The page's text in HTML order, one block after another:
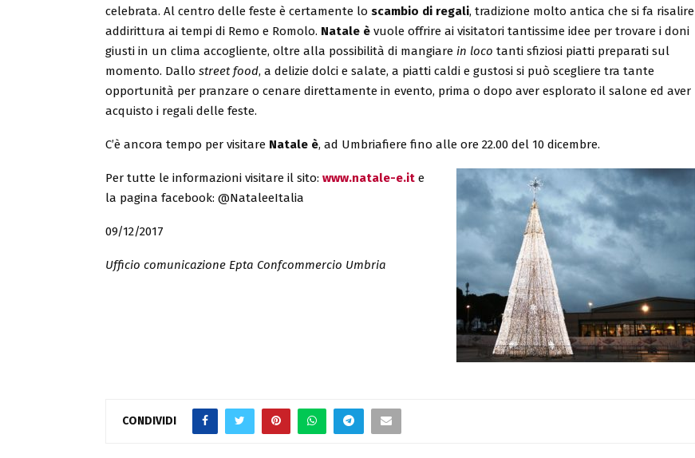
celebrata. Al centro delle feste è certamente lo scambio di regali, tradizione molto antica che si fa risalire
addirittura ai tempi di Remo e Romolo. Natale è vuole offrire ai visitatori tantissime idee per trovare i doni
giusti in un clima accogliente, oltre alla possibilità di mangiare in loco tanti sfiziosi piatti preparati sul
momento. Dallo street food, a delizie dolci e salate, a piatti caldi e gustosi si può scegliere tra tante
opportunità per pranzare o cenare direttamente in evento, prima o dopo aver esplorato il salone ed aver
acquisto i regali delle feste.
C’è ancora tempo per visitare Natale è, ad Umbriafiere fino alle ore 22.00 del 10 dicembre.
Per tutte le informazioni visitare il sito: www.natale-e.it e
la pagina facebook: @NataleeItalia
09/12/2017
Ufficio comunicazione Epta Confcommercio Umbria
CONDIVIDI